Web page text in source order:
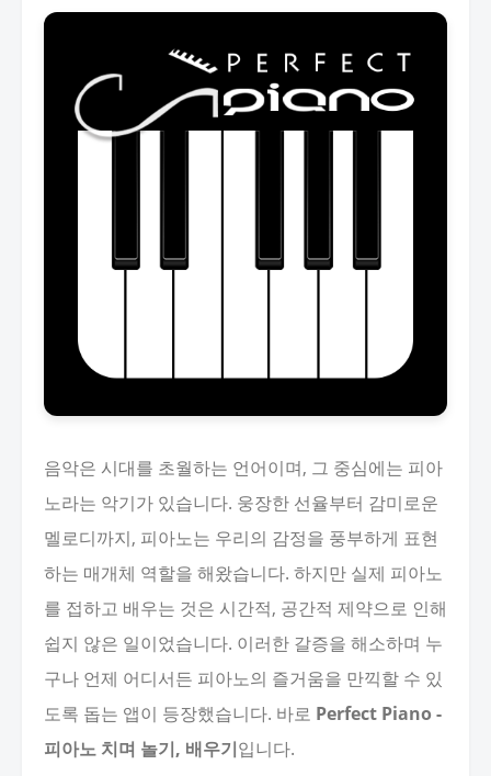
음악은 시대를 초월하는 언어이며, 그 중심에는 피아
노라는 악기가 있습니다. 웅장한 선율부터 감미로운
멜로디까지, 피아노는 우리의 감정을 풍부하게 표현
하는 매개체 역할을 해왔습니다. 하지만 실제 피아노
를 접하고 배우는 것은 시간적, 공간적 제약으로 인해
쉽지 않은 일이었습니다. 이러한 갈증을 해소하며 누
구나 언제 어디서든 피아노의 즐거움을 만끽할 수 있
도록 돕는 앱이 등장했습니다. 바로 Perfect Piano -
피아노 치며 놀기, 배우기입니다.